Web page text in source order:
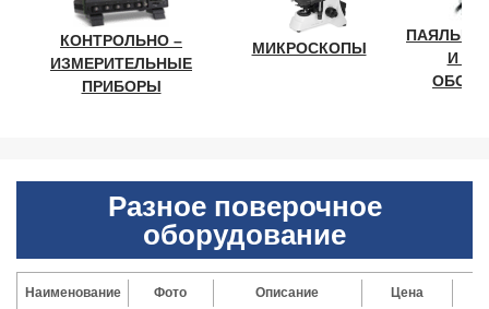
КОНТРОЛЬНО –
ИЗМЕРИТЕЛЬНЫЕ
ПРИБОРЫ
МИКРОСКОПЫ
И
Разное поверочное
оборудование
Наименование Фото Описание Цена